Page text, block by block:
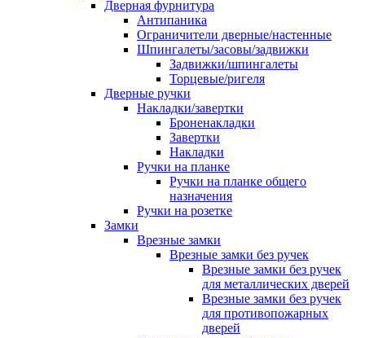
Дверная фурнитура
Антипаника
Ограничители дверные/настенные
Шпингалеты/засовы/задвижки
Задвижки/шпингалеты
Торцевые/ригеля
Дверные ручки
Накладки/завертки
Броненакладки
Завертки
Накладки
Ручки на планке
Ручки на планке общего
назначения
Ручки на розетке
Замки
Врезные замки
Врезные замки без ручек
Врезные замки без ручек
для металлических дверей
Врезные замки без ручек
для противопожарных
дверей